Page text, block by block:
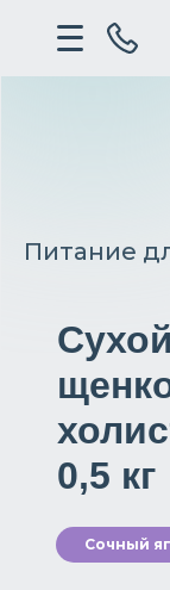
Питание
0,5 кг
Сочный